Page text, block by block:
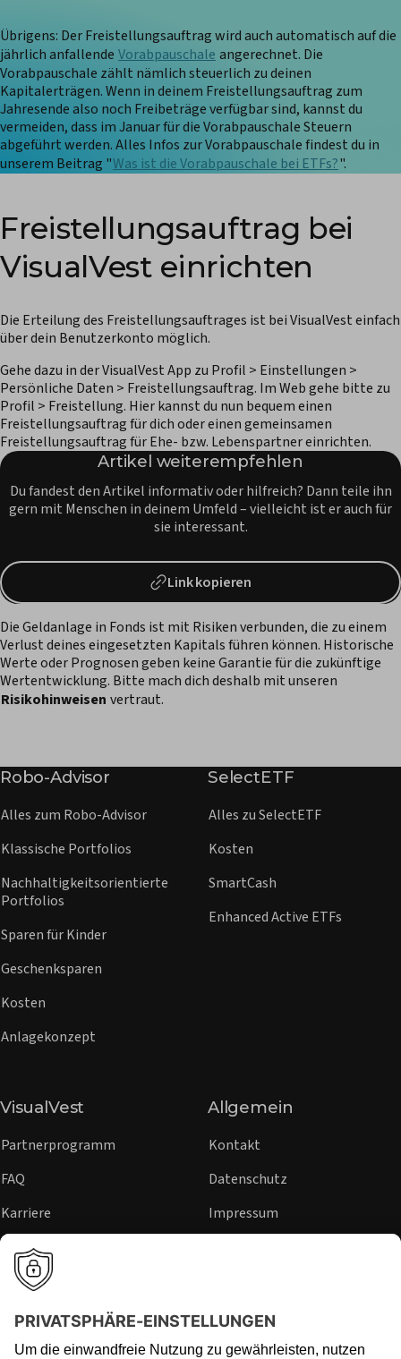
Übrigens: Der Freistellungsauftrag wird auch automatisch auf die
jährlich anfallende Vorabpauschale angerechnet. Die
Vorabpauschale zählt nämlich steuerlich zu deinen
Kapitalerträgen. Wenn in deinem Freistellungsauftrag zum
Jahresende also noch Freibeträge verfügbar sind, kannst du
vermeiden, dass im Januar für die Vorabpauschale Steuern
abgeführt werden. Alles Infos zur Vorabpauschale findest du in
unserem Beitrag "Was ist die Vorabpauschale bei ETFs?".
Freistellungsauftrag bei
VisualVest einrichten
Die Erteilung des Freistellungsauftrages ist bei VisualVest einfach
über dein Benutzerkonto möglich.
Gehe dazu in der VisualVest App zu Profil > Einstellungen >
Persönliche Daten > Freistellungsauftrag. Im Web gehe bitte zu
Profil > Freistellung. Hier kannst du nun bequem einen
Freistellungsauftrag für dich oder einen gemeinsamen
Freistellungsauftrag für Ehe- bzw. Lebenspartner einrichten.
Artikel weiterempfehlen
Du fandest den Artikel informativ oder hilfreich? Dann teile ihn
gern mit Menschen in deinem Umfeld – vielleicht ist er auch für
sie interessant.
Link kopieren
Die Geldanlage in Fonds ist mit Risiken verbunden, die zu einem
Verlust deines eingesetzten Kapitals führen können. Historische
Werte oder Prognosen geben keine Garantie für die zukünftige
Wertentwicklung. Bitte mach dich deshalb mit unseren
Risikohinweisen vertraut.
Robo-Advisor
Alles zum Robo-Advisor
Klassische Portfolios
Nachhaltigkeitsorientierte
Portfolios
Sparen für Kinder
Geschenksparen
Kosten
Anlagekonzept
SelectETF
Alles zu SelectETF
Kosten
SmartCash
Enhanced Active ETFs
VisualVest
Partnerprogramm
FAQ
Karriere
Sicherheit
Presse
Allgemein
Kontakt
Datenschutz
Impressum
Regulierung
Risikohinweise